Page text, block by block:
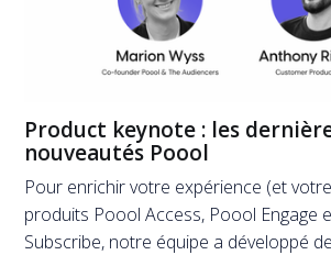
Product keynote : les
nouveautés Poool
Pour enrichir votre expérience (et
produits Poool Access, Poool Engage
Subscribe, notre équipe a développé